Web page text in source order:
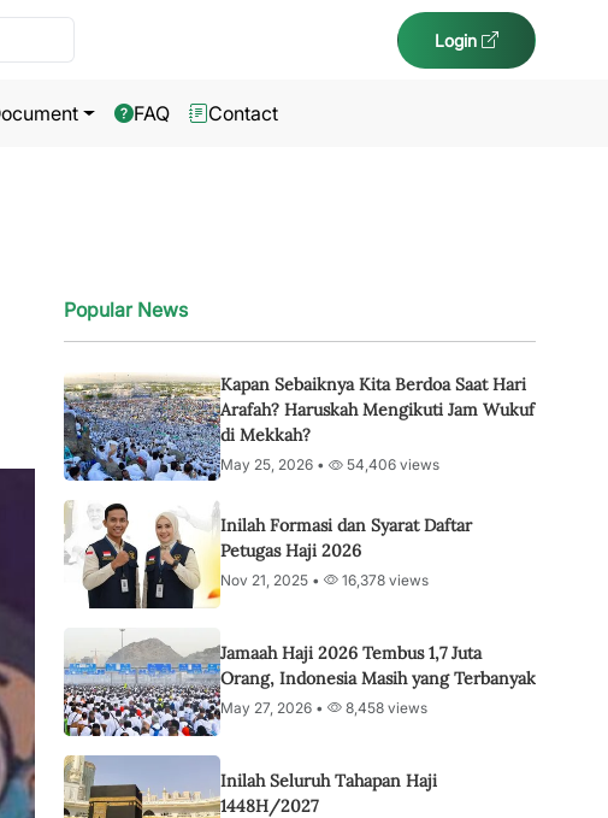
Login
FAQ Contact
Popular News
Kapan Sebaiknya Kita Berdoa Saat Hari
Arafah? Haruskah Mengikuti Jam Wukuf
di Mekkah?
May 25, 2026 • 54,406 views
Inilah Formasi dan Syarat Daftar
Petugas Haji 2026
Nov 21, 2025 • 16,378 views
Jamaah Haji 2026 Tembus 1,7 Juta
Orang, Indonesia Masih yang Terbanyak
May 27, 2026 • 8,458 views
Inilah Seluruh Tahapan Haji
1448H/2027